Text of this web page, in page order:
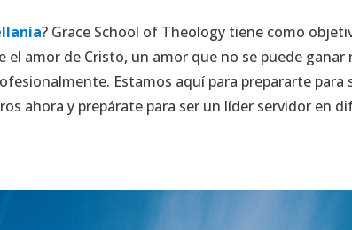
? Grace School of Theology tiene como
amor de Cristo, un amor que no se puede
Estamos aquí para prepararte para
ahora y prepárate para ser un líder servidor en